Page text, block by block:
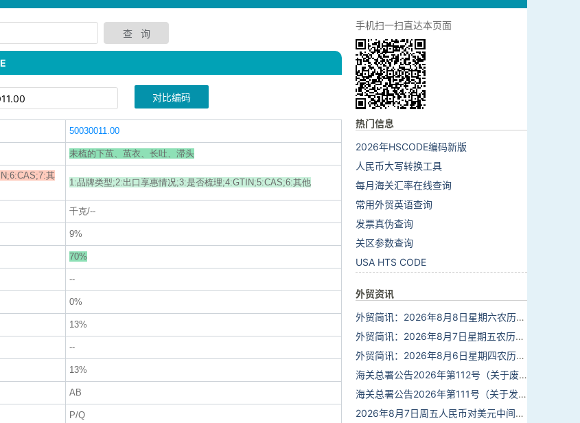
对比编码
50030011.00
未梳的下茧、茧衣、长吐、滞头
其
1:品牌类型;2:出口享惠情况;3:是否梳理;4:GTIN;5:CAS;6:其他
千克/--
9%
70%
--
0%
13%
--
13%
AB
P/Q
手机扫一扫直达本页面
热门信息
2026年HSCODE编码新版
人民币大写转换工具
每月海关汇率在线查询
常用外贸英语查询
发票真伪查询
关区参数查询
USA HTS CODE
外贸资讯
外贸简讯：2026年8月8日星期六农历六月廿六
外贸简讯：2026年8月7日星期五农历六月廿五
外贸简讯：2026年8月6日星期四农历六月廿四
海关总署公告2026年第112号（关于废止部分卫生检疫类规范性文件的公告）
海关总署公告2026年第111号（关于发布《进出境动植物检疫处理监督管理工作规定》《进出境卫生处理监督管理工作规定》的公告）
2026年8月7日周五人民币对美元中间价报6.7904调贬9个基点